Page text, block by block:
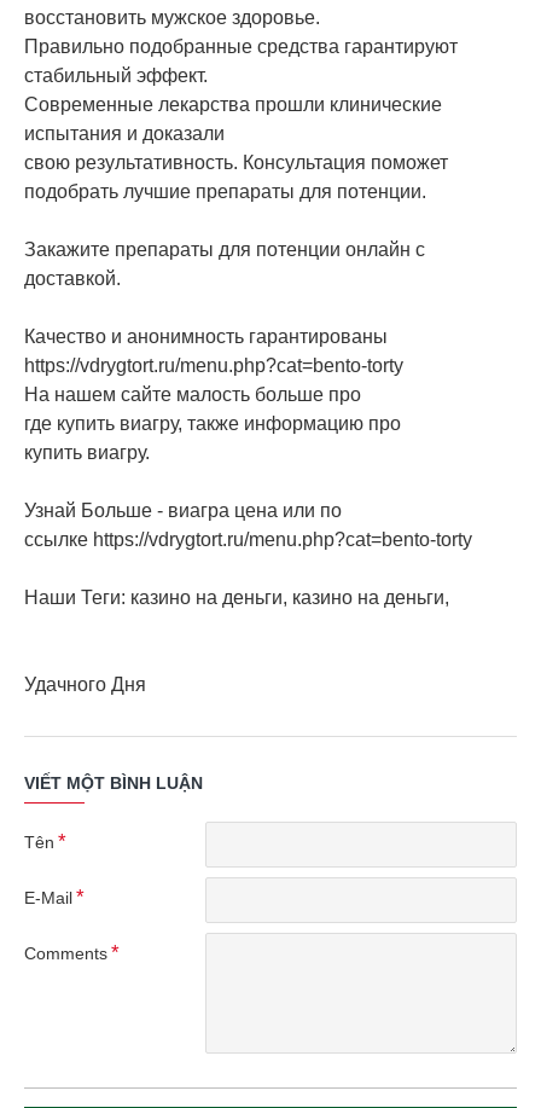
восстановить мужское здоровье.
Правильно подобранные средства гарантируют
стабильный эффект.
Современные лекарства прошли клинические
испытания и доказали
свою результативность. Консультация поможет
подобрать лучшие препараты для потенции.
Закажите препараты для потенции онлайн с
доставкой.
Качество и анонимность гарантированы
https://vdrygtort.ru/menu.php?cat=bento-torty
На нашем сайте малость больше про
где купить виагру, также информацию про
купить виагру.
Узнай Больше - виагра цена или по
ссылке https://vdrygtort.ru/menu.php?cat=bento-torty
Наши Теги: казино на деньги, казино на деньги,
Удачного Дня
VIẾT MỘT BÌNH LUẬN
Tên
E-Mail
Comments